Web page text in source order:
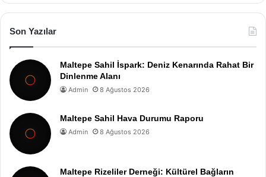
Son Yazılar
Maltepe Sahil İspark: Deniz Kenarında Rahat Bir
Dinlenme Alanı
Admin 8 Ağustos 2026
Maltepe Sahil Hava Durumu Raporu
Admin 8 Ağustos 2026
Maltepe Rizeliler Derneği: Kültürel Bağların